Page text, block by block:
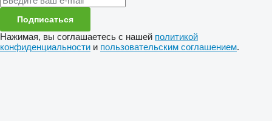
Подписаться
Нажимая, вы соглашаетесь с нашей политикой
конфиденциальности и пользовательским соглашением.